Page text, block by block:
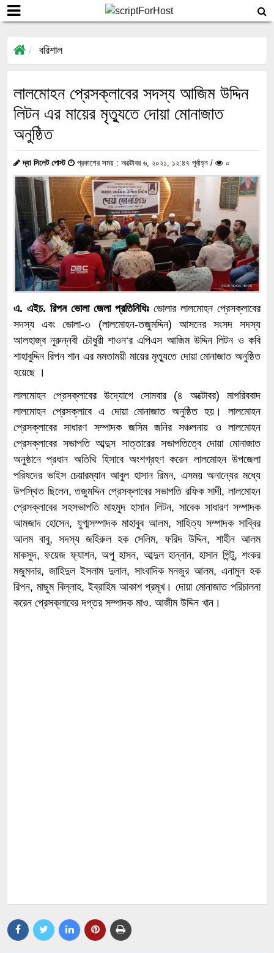
বরিশাল
লালমোহন প্রেসক্লাবের সদস্য আজিম উদ্দিন
লিটন এর মায়ের মৃত্যুতে দোয়া মোনাজাত
অনুষ্ঠিত
দ্যা সিলেট পোস্ট প্রকাশের সময় : অক্টোবর ৬, ২০২১, ১২:৪৭ পূর্বাহ্ন / ০
এ. এইচ. রিপন ভোলা জেলা প্রতিনিধিঃ ভোলার লালমোহন প্রেসক্লাবের
সদস্য এবং ভোলা-৩ (লালমোহন-তজুমদ্দিন) আসনের সংসদ সদস্য
আলহাজ্ব নূরুন্নবী চৌধুরী শাওন‘র এপিএস আজিম উদ্দিন লিটন ও কবি
শাহাবুদ্দিন রিপন শান এর মমতাময়ী মায়ের মৃত্যুতে দোয়া মোনাজাত অনুষ্ঠিত
হয়েছে ।
লালমোহন প্রেসক্লাবের উদ্যোগে সোমবার (৪ অক্টোবর) মাগরিববাদ
লালমোহন প্রেসক্লাবে এ দোয়া মোনাজাত অনুষ্ঠিত হয়। লালমোহন
প্রেসক্লাবের সাধারণ সম্পাদক জসিম জনির সঞ্চলনায় ও লালমোহন
প্রেসক্লাবের সভাপতি আব্দুস সাত্তারের সভাপতিত্বে দোয়া মোনাজাত
অনুষ্ঠানে প্রধান অতিথি হিসাবে অংশগ্রহণ করেন লালমোহন উপজেলা
পরিষদের ভাইস চেয়ারম্যান আবুল হাসান রিমন, এসময় অনান্যের মধ্যে
উপস্থিত ছিলেন, তজুমদ্দিন প্রেসক্লাবের সভাপতি রফিক সাদী, লালমোহন
প্রেসক্লাবের সহসভাপতি মাহমুদ হাসান লিটন, সাবেক সাধারণ সম্পাদক
আমজাদ হোসেন, যুগ্মসম্পাদক মাহাবুব আলম, সাহিত্য সম্পাদক সাব্বির
আলম বাবু, সদস্য জহিরুল হক সেলিম, ফরিদ উদ্দিন, শাহীন আলম
মাকসুদ, ফয়েজ ফ্যাশন, অপু হাসন, আব্দুল হান্নান, হাসান পিন্টু, শংকর
মজুমদার, জাহিদুল ইসলাম দুলাল, সাংবাদিক মনজুর আলম, এনামুল হক
রিপন, মাছুম বিল্লাহ, ইব্রাহিম আকাশ প্রমূখ। দোয়া মোনাজাত পরিচালনা
করেন প্রেসক্লাবের দপ্তর সম্পাদক মাও. আজীম উদ্দিন খান।